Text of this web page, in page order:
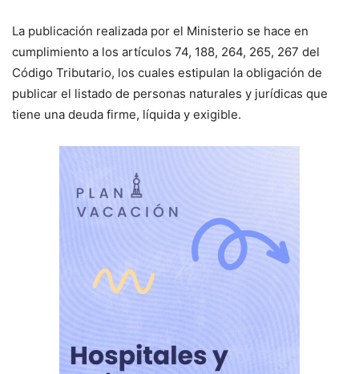
La publicación realizada por el Ministerio se hace en
cumplimiento a los artículos 74, 188, 264, 265, 267 del
Código Tributario, los cuales estipulan la obligación de
publicar el listado de personas naturales y jurídicas que
tiene una deuda firme, líquida y exigible.